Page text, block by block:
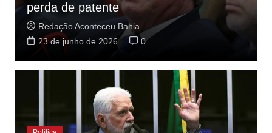
perda de patente
Redação Aconteceu Bahia
23 de junho de 2026
0